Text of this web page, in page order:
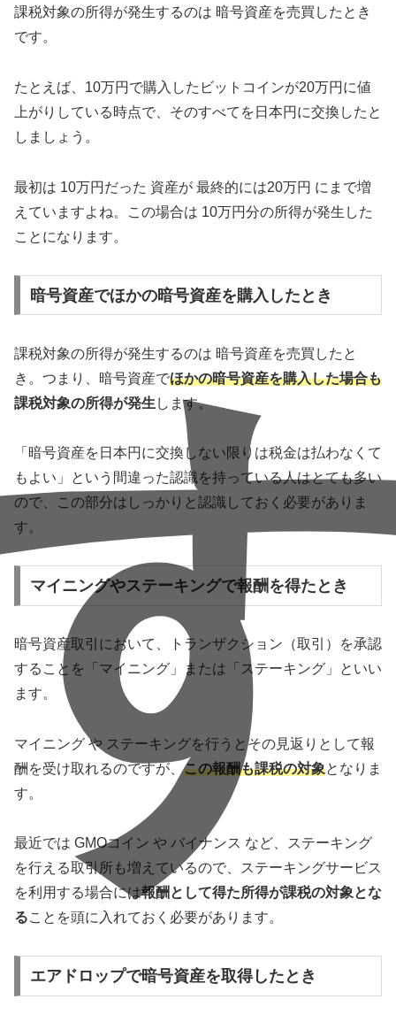
課税対象の所得が発生するのは 暗号資産を売買したとき
です。
たとえば、10万円で購入したビットコインが20万円に値
上がりしている時点で、そのすべてを日本円に交換したと
しましょう。
最初は 10万円だった 資産が 最終的には20万円 にまで増
えていますよね。この場合は 10万円分の所得が発生した
ことになります。
暗号資産でほかの暗号資産を購入したとき
課税対象の所得が発生するのは 暗号資産を売買したと
き。つまり、暗号資産でほかの暗号資産を購入した場合も
課税対象の所得が発生 します。
「暗号資産を日本円に交換しない限りは税金は払わなくて
もよい」という間違った認識を持っている人はとても多い
ので、この部分はしっかりと認識しておく必要がありま
す。
マイニングやステーキングで報酬を得たとき
暗号資産取引において、トランザクション（取引）を承認
することを「マイニング」または「ステーキング」といい
ます。
マイニング や ステーキングを行うとその見返りとして報
酬を受け取れるのですが、この報酬も課税の対象となりま
す。
最近では GMOコイン や バイナンス など、ステーキング
を行える取引所も増えているので、ステーキングサービス
を利用する場合には報酬として得た所得が課税の対象とな
ることを頭に入れておく必要があります。
エアドロップで暗号資産を取得したとき